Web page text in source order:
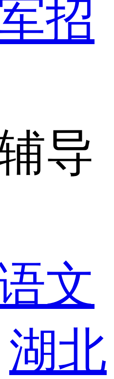
招
导
文
湖北